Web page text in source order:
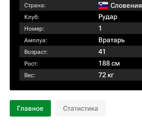
Страна: Словения
Клуб: Рудар
Номер: 1
Амплуа: Вратарь
Возраст: 41
Рост: 188 см
Вес: 72 кг
Главное Статистика